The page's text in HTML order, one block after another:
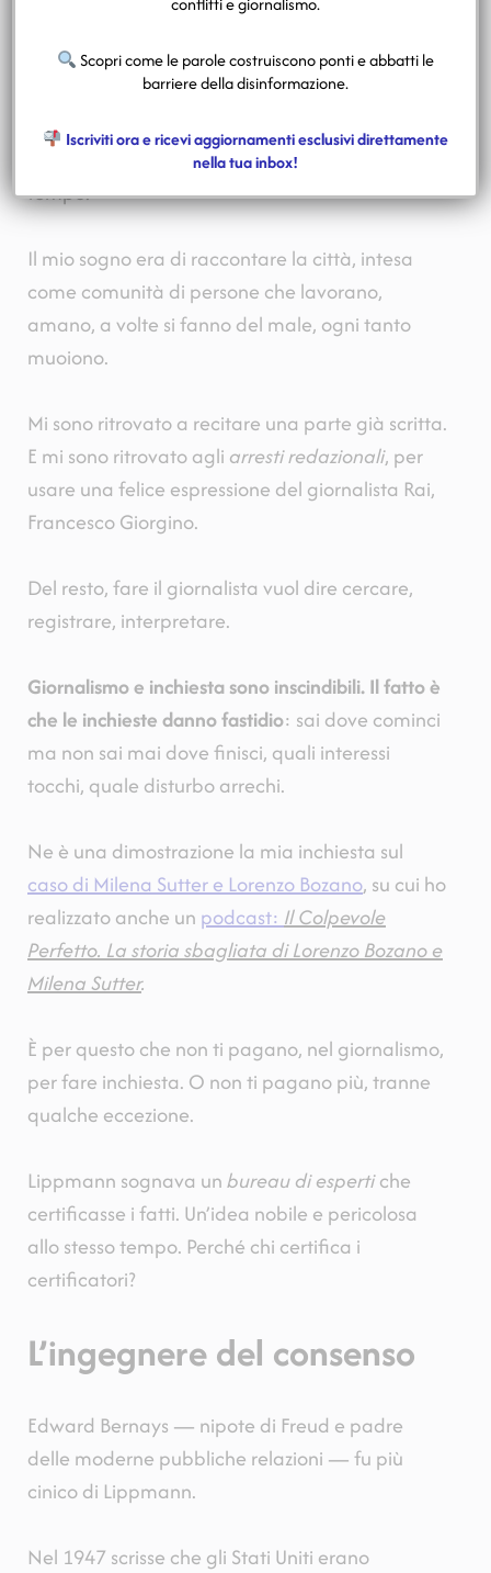
Quel qualcuno, per oltre un secolo, è stato un
piccolo gruppo di professionisti della
comunicazione che lavoravano dentro le grandi
fabbriche del senso. Come ho fatto io per tanto
tempo.
Il mio sogno era di raccontare la città, intesa
come comunità di persone che lavorano,
amano, a volte si fanno del male, ogni tanto
muoiono.
Mi sono ritrovato a recitare una parte già scritta.
E mi sono ritrovato agli arresti redazionali, per
usare una felice espressione del giornalista Rai,
Francesco Giorgino.
Del resto, fare il giornalista vuol dire cercare,
registrare, interpretare.
Giornalismo e inchiesta sono inscindibili. Il fatto è
che le inchieste danno fastidio: sai dove cominci
ma non sai mai dove finisci, quali interessi
tocchi, quale disturbo arrechi.
Ne è una dimostrazione la mia inchiesta sul
caso di Milena Sutter e Lorenzo Bozano, su cui ho
realizzato anche un podcast: Il Colpevole
Perfetto. La storia sbagliata di Lorenzo Bozano e
Milena Sutter.
È per questo che non ti pagano, nel giornalismo,
per fare inchiesta. O non ti pagano più, tranne
qualche eccezione.
Lippmann sognava unbureau di espertiche
certificasse i fatti. Un’idea nobile e pericolosa
allo stesso tempo. Perché chi certifica i
certificatori?
L’ingegnere del consenso
Edward Bernays — nipote di Freud e padre
delle moderne pubbliche relazioni — fu più
cinico di Lippmann.
Nel 1947 scrisse che gli Stati Uniti erano
Scopri come le parole costruiscono ponti e abbatti le
barriere della disinformazione.
Iscriviti ora e ricevi aggiornamenti esclusivi direttamente
nella tua inbox!